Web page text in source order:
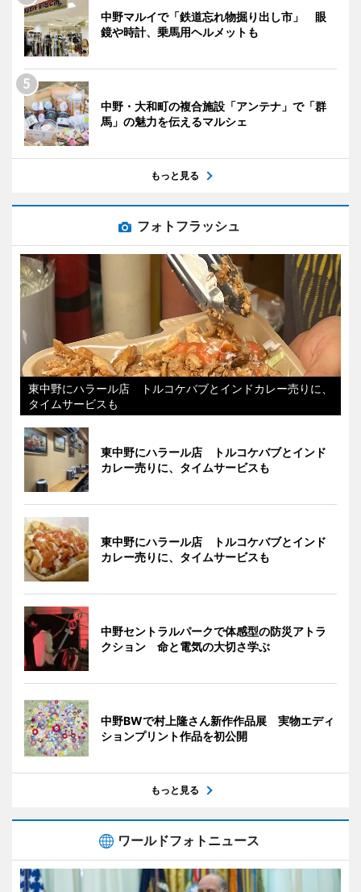
中野マルイで「鉄道忘れ物掘り出し市」 眼
鏡や時計、乗馬用ヘルメットも
中野・大和町の複合施設「アンテナ」で「群
馬」の魅力を伝えるマルシェ
もっと見る
フォトフラッシュ
東中野にハラール店 トルコケバブとインドカレー売りに、
タイムサービスも
東中野にハラール店 トルコケバブとインド
カレー売りに、タイムサービスも
東中野にハラール店 トルコケバブとインド
カレー売りに、タイムサービスも
中野セントラルパークで体感型の防災アトラ
クション 命と電気の大切さ学ぶ
中野BWで村上隆さん新作作品展 実物エディ
ションプリント作品を初公開
もっと見る
ワールドフォトニュース